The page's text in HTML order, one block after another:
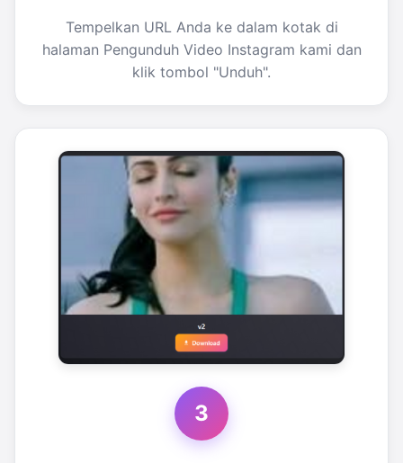
Tempelkan URL Anda ke dalam kotak di
halaman Pengunduh Video Instagram kami dan
klik tombol "Unduh".
3